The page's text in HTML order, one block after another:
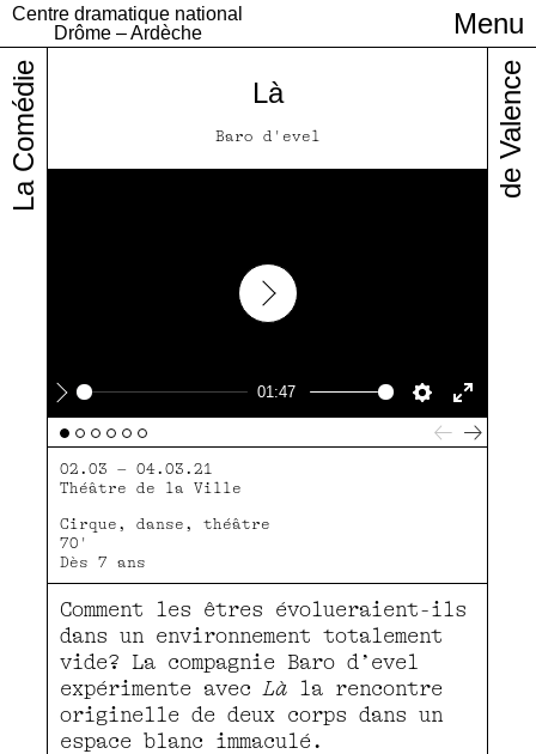
Centre dramatique national
Drôme – Ardèche
Menu
Infos pratiques
Là
Baro d'evel
Play
01:47
Settings
Enter
Play
02.03 – 04.03.21
Théâtre de la Ville
Cirque, danse, théâtre
70'
Dès 7 ans
Comment les êtres évolueraient-ils
dans un environnement totalement
vide? La compagnie Baro d’evel
expérimente avec Là la rencontre
originelle de deux corps dans un
espace blanc immaculé.
La Comédie de Valence